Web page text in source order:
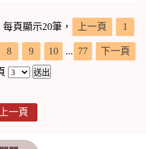
每頁顯示20筆， 上一頁 1
8 9 10 ... 77
下一頁
一頁